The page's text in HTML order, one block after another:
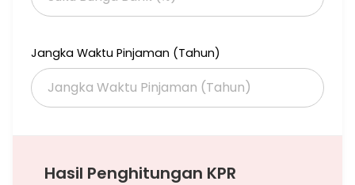
Jangka Waktu Pinjaman (Tahun)
Hasil Penghitungan KPR